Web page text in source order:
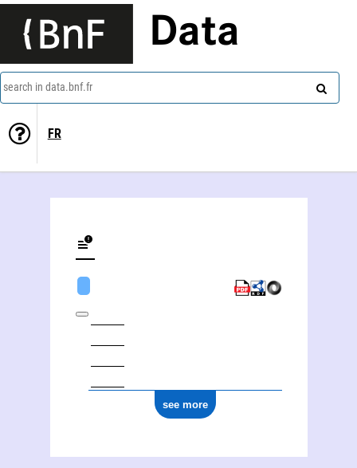
Data
search in data.bnf.fr
FR
see more